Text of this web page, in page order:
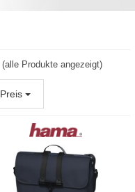
(alle Produkte angezeigt)
Preis